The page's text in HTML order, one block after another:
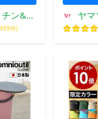
ン&生
件)
ヤ